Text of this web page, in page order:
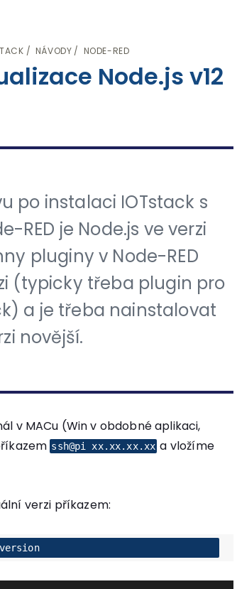
NÁVODY NODE-RED
Node.js v12
po instalaci IOTstack s
RED je Node.js ve verzi
pluginy v Node-RED
(typicky třeba plugin pro
a je třeba nainstalovat
novější.
v MACu (Win v obdobné aplikaci,
ssh@pi xx.xx.xx.xx a vložíme
verzi příkazem: